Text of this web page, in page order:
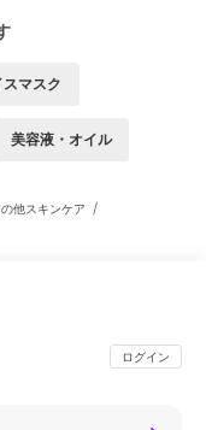
マスク
美容液・オイル
の他スキンケア /
ログイン